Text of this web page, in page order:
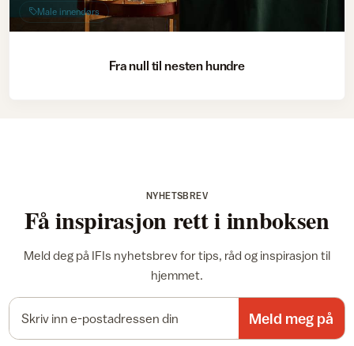
Male innendørs
Fra null til nesten hundre
NYHETSBREV
Få inspirasjon rett i innboksen
Meld deg på IFIs nyhetsbrev for tips, råd og inspirasjon til
hjemmet.
Meld meg på